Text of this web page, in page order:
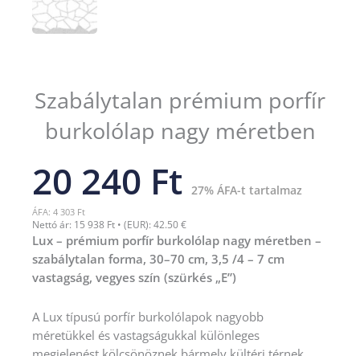
Szabálytalan prémium porfír
burkolólap nagy méretben
20 240 Ft 27% ÁFA-t tartalmaz
ÁFA: 4 303 Ft
Nettó ár: 15 938 Ft • (EUR): 42.50 €
Lux – prémium porfír burkolólap nagy méretben –
szabálytalan forma, 30–70 cm, 3,5 /4 – 7 cm
vastagság, vegyes szín (szürkés „E”)
A Lux típusú porfír burkolólapok nagyobb
méretükkel és vastagságukkal különleges